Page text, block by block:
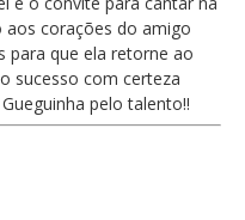
corações do amigo
para que ela retorne ao
sucesso com certeza
pelo talento!!